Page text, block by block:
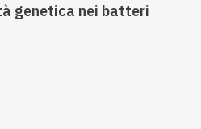
genetica nei batteri